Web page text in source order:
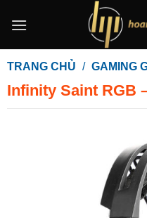
qua
dung
TRANG CHỦ / GAMING
Infinity Saint RGB